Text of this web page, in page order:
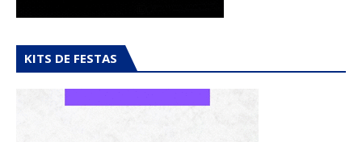
KITS DE FESTAS